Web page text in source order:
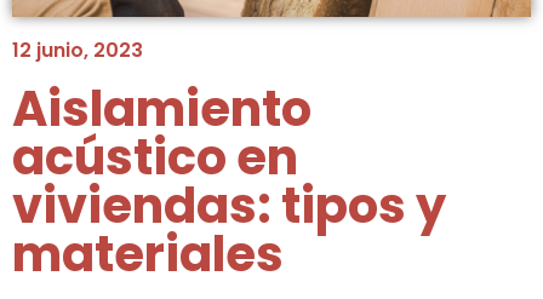
12 junio, 2023
Aislamiento
acústico en
viviendas: tipos y
materiales